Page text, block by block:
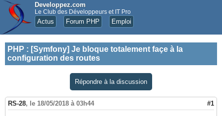
Developpez.com
Le Club des Développeurs et IT Pro
Actus Forum PHP Emploi
PHP : [Symfony] Je bloque totalement façe à la
configuration des routes
Répondre à la discussion
RS-28, le 18/05/2018 à 03h44 #1